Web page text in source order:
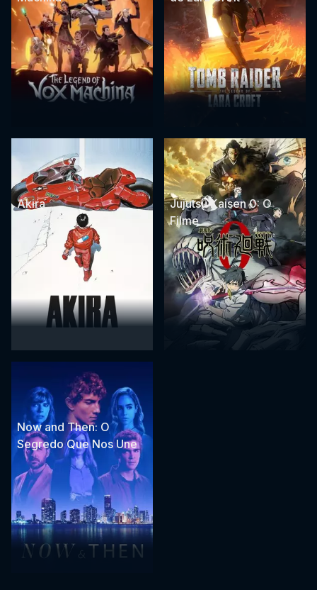
Akira
Jujutsu Kaisen 0: O
Filme
Now and Then: O
Segredo Que Nos Une